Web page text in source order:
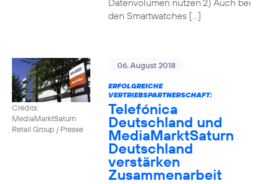
Datenvolumen nutzen.2) Auch bei
den Smartwatches […]
Credits:
MediaMarktSaturn
Retail Group / Presse
06. August 2018
ERFOLGREICHE
VERTRIEBSPARTNERSCHAFT:
Telefónica
Deutschland und
MediaMarktSaturn
Deutschland
verstärken
Zusammenarbeit